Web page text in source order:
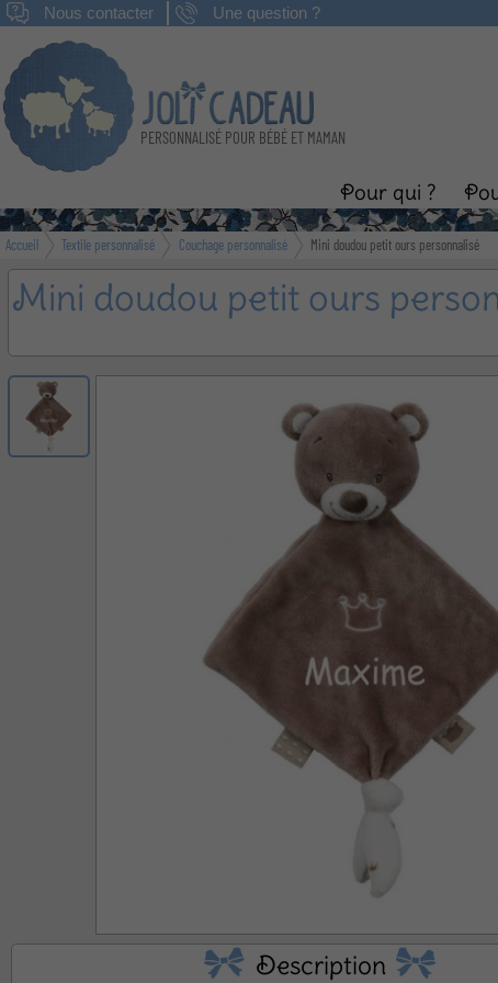
Nous contacter Une question ?
PERSONNALISÉ POUR BÉBÉ ET MAMAN
Pour qui ?
Naissance
Accueil Textile personnalisé Couchage personnalisé Mini doudou petit ours personnalisé
Mini doudou petit ours
Description